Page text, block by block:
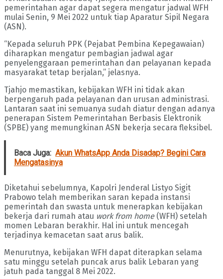
pemerintahan agar dapat segera mengatur jadwal WFH
mulai Senin, 9 Mei 2022 untuk tiap Aparatur Sipil Negara
(ASN).
“Kepada seluruh PPK (Pejabat Pembina Kepegawaian)
diharapkan mengatur pembagian jadwal agar
penyelenggaraan pemerintahan dan pelayanan kepada
masyarakat tetap berjalan,” jelasnya.
Tjahjo memastikan, kebijakan WFH ini tidak akan
berpengaruh pada pelayanan dan urusan administrasi.
Lantaran saat ini semuanya sudah diatur dengan adanya
penerapan Sistem Pemerintahan Berbasis Elektronik
(SPBE) yang memungkinan ASN bekerja secara fleksibel.
Baca Juga: Akun WhatsApp Anda Disadap? Begini Cara
Mengatasinya
Diketahui sebelumnya, Kapolri Jenderal Listyo Sigit
Prabowo telah memberikan saran kepada instansi
pemerintah dan swasta untuk menerapkan kebijakan
bekerja dari rumah atau work from home(WFH) setelah
momen Lebaran berakhir. Hal ini untuk mencegah
terjadinya kemacetan saat arus balik.
Menurutnya, kebijakan WFH dapat diterapkan selama
satu minggu setelah puncak arus balik Lebaran yang
jatuh pada tanggal 8 Mei 2022.